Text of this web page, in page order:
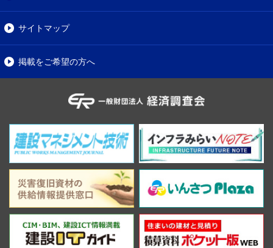
サイトマップ
掲載をご希望の方へ